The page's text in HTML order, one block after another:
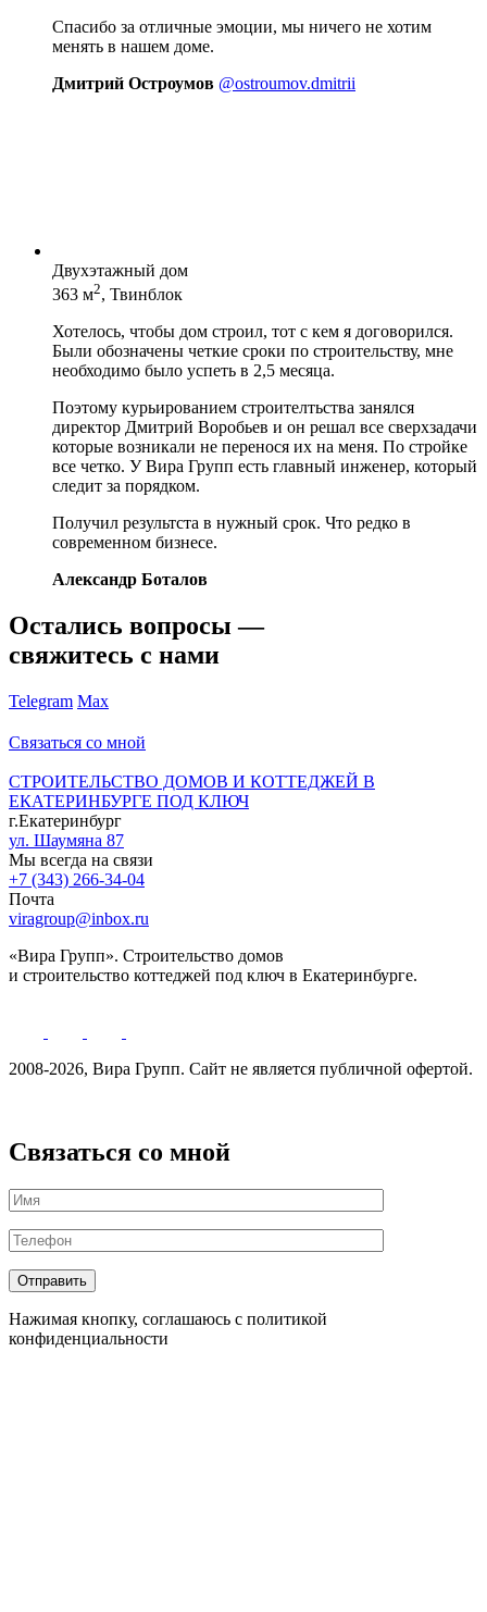
Спасибо за отличные эмоции, мы ничего не хотим
менять в нашем доме.
Дмитрий Остроумов @ostroumov.dmitrii
Двухэтажный дом
363 м2, Твинблок
Хотелось, чтобы дом строил, тот с кем я договорился.
Были обозначены четкие сроки по строительству, мне
необходимо было успеть в 2,5 месяца.
Поэтому курьированием строителтьства занялся
директор Дмитрий Воробьев и он решал все сверхзадачи
которые возникали не перенося их на меня. По стройке
все четко. У Вира Групп есть главный инженер, который
следит за порядком.
Получил результста в нужный срок. Что редко в
современном бизнесе.
Александр Боталов
Остались вопросы —
свяжитесь с нами
Telegram Max
Связаться со мной
СТРОИТЕЛЬСТВО ДОМОВ И КОТТЕДЖЕЙ В
ЕКАТЕРИНБУРГЕ ПОД КЛЮЧ
г.Екатеринбург
ул. Шаумяна 87
Мы всегда на связи
+7 (343) 266-34-04
Почта
viragroup@inbox.ru
«Вира Групп». Строительство домов
и строительство коттеджей под ключ в Екатеринбурге.
2008-2026, Вира Групп. Cайт не является публичной офертой.
Связаться со мной
Нажимая кнопку, соглашаюсь с политикой
конфиденциальности